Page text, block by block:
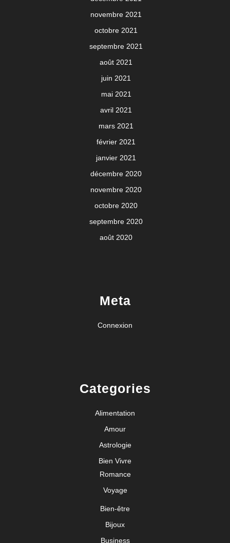
novembre 2021
octobre 2021
septembre 2021
août 2021
juin 2021
mai 2021
avril 2021
mars 2021
février 2021
janvier 2021
décembre 2020
novembre 2020
octobre 2020
septembre 2020
août 2020
Meta
Connexion
Categories
Alimentation
Amour
Astrologie
Bien Vivre
Romance
Voyage
Bien-être
Bijoux
Business